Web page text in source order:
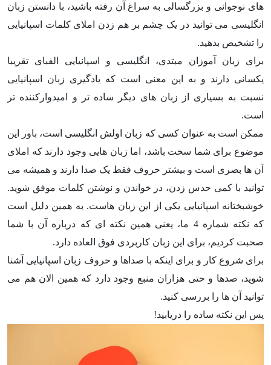
های نوجوانی و بزرگسالی به سراغ آن رفته باشید، با دانستن زبان
انگلیسی می توانید در یک چشم بر هم زدن املای کلمات اسپانیایی
را تشخیص بدهید.
برای زبان آموزان مبتدی، انگلیسی و اسپانیایی الفبای تقریبا
یکسانی دارند و به این معنی است که یادگیری زبان اسپانیایی
نسبت به بسیاری از زبان های دیگر ساده تر و امیدوارکننده تر
است.
ممکن است به عنوان کسی که زبان اولش انگلیسی است، باور این
موضوع برای شما سخت باشد، اما زبان هایی وجود دارند که املای
آن ها بصری است و بیشتر حروف فقط یک صدا دارند و همیشه می
توانید با کمی حدس زدن، در خواندن و نوشتن کلمات موفق شوید.
خوشبختانه اسپانیایی یکی از این زبان هاست. به همین دلیل است
که نکته شماره 4 ما، یعنی همین نکته ای که درباره آن با شما
صحبت کردیم، برای این زبان کاربردی فوق العاده دارد.
برای شروع کار و برای اینکه با صداها و حروف زبان اسپانیایی آشنا
شوید، صدها و حتی هزاران منبع وجود دارد که همین الان هم می
توانید آن ها را بررسی کنید.
پس این نکته ساده را دریابید!